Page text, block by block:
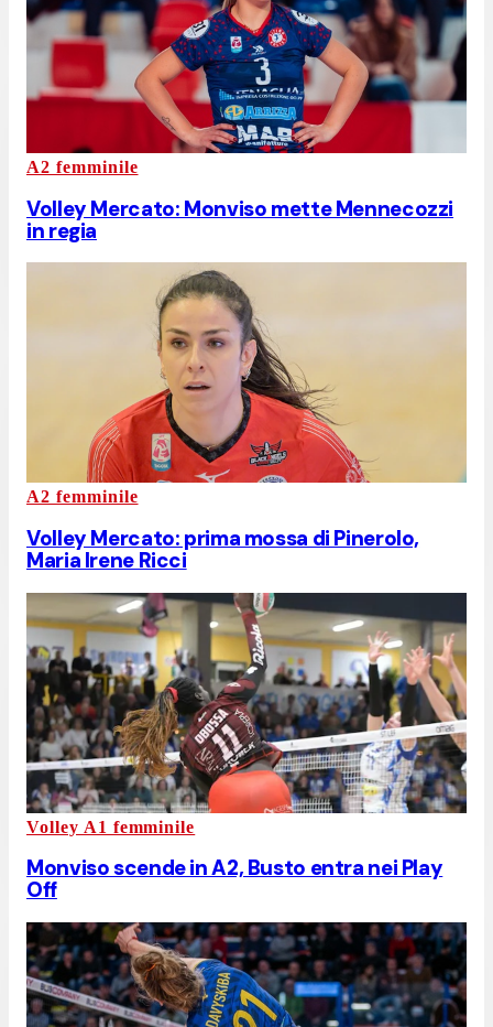
A2 femminile
Volley Mercato: Monviso mette Mennecozzi
in regia
A2 femminile
Volley Mercato: prima mossa di Pinerolo,
Maria Irene Ricci
Volley A1 femminile
Monviso scende in A2, Busto entra nei Play
Off